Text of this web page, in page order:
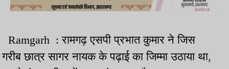
Ramgarh : रामगढ़ एसपी प्रभात कुमार ने जिस
गरीब छात्र सागर नायक के पढ़ाई का जिम्मा उठाया था,